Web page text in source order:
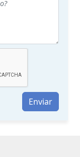
Enviar